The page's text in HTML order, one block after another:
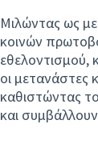
Μιλώντας ως
κοινών
εθελοντισμού,
οι μετανάστες
καθιστώντας
και